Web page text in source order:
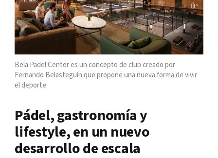
Bela Padel Center es un concepto de club creado por
Fernando Belasteguín que propone una nueva forma de vivir
el deporte
Pádel, gastronomía y
lifestyle, en un nuevo
desarrollo de escala